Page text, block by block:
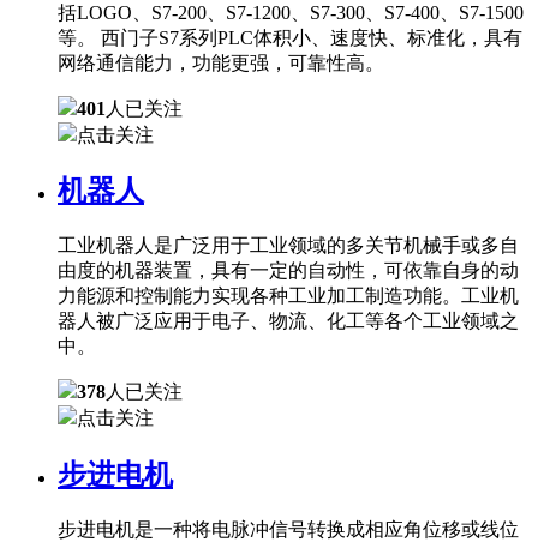
括LOGO、S7-200、S7-1200、S7-300、S7-400、S7-1500
等。 西门子S7系列PLC体积小、速度快、标准化，具有
网络通信能力，功能更强，可靠性高。
401 人已关注
点击关注
机器人
工业机器人是广泛用于工业领域的多关节机械手或多自
由度的机器装置，具有一定的自动性，可依靠自身的动
力能源和控制能力实现各种工业加工制造功能。工业机
器人被广泛应用于电子、物流、化工等各个工业领域之
中。
378人已关注
点击关注
步进电机
步进电机是一种将电脉冲信号转换成相应角位移或线位